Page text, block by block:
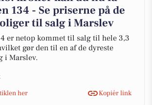
134 - Se priserne på de
til salg i Marslev
er netop kommet til salg til hele 3,3
gør den til en af de dyreste
i Marslev.
her
Kopiér link